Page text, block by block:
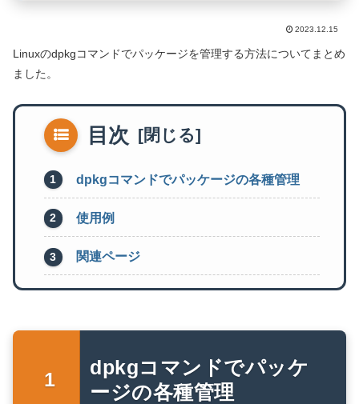
2023.12.15
Linuxのdpkgコマンドでパッケージを管理する方法についてまとめ
ました。
目次
dpkgコマンドでパッケージの各種管理
使用例
関連ページ
dpkgコマンドでパッケ
ージの各種管理